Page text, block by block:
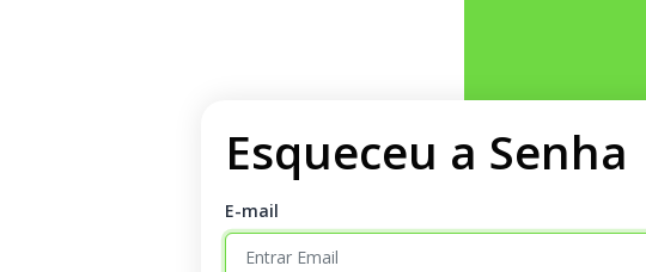
Esqueceu a Senha
E-mail